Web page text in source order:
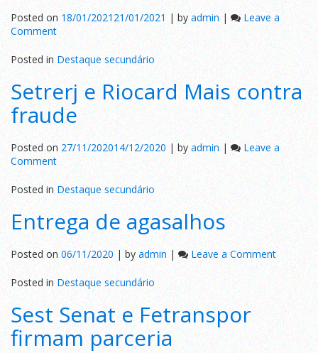
Posted on18/01/202121/01/2021 | byadmin|
Leave a
Commenton
Idosos
e
profissionais
de
saúde
Posted inDestaque secundário
Setrerj e Riocard Mais contra
fraude
Posted on 27/11/202014/12/2020|byadmin |
Leave a
Commenton
Setrerj
e
Riocard
Mais
contra
fraude
Posted inDestaque secundário
Entrega de agasalhos
Posted on06/11/2020 | by admin | Leave a Commenton
Entrega
de
Posted inDestaque secundário
Sest Senat e Fetranspor
firmam parceria